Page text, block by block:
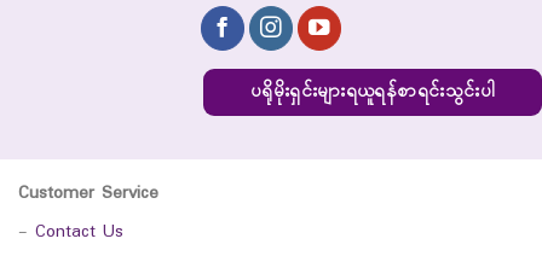
ပရိုမိုးရှင်းများရယူရန်စာရင်းသွင်းပါ
Customer Service
- Contact Us